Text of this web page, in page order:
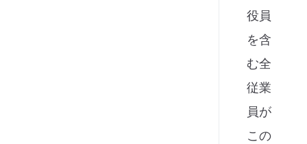
役員
を含
む全
従業
員が
この